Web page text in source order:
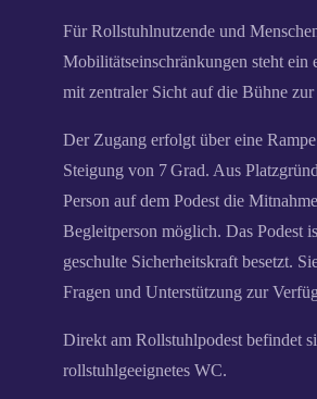
Für Rollstuhlnutzende und
Mobilitätseinschränkungen steht ein
mit zentraler Sicht auf die Bühne
Der Zugang erfolgt über eine
Steigung von 7 Grad. Aus
Person auf dem Podest die
Begleitperson möglich. Das Podest
geschulte Sicherheitskraft besetzt.
Fragen und Unterstützung zur
Direkt am Rollstuhlpodest befindet
rollstuhlgeeignetes WC.